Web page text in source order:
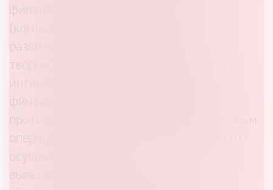
финансовой и информационной
(компьютерной) безопасности;
развития у школьников и студентов
творческих способностей и повышения
интереса к вопросам обеспечения
финансовой безопасности, включая
противодействие незаконным финансовым
операциям, в том числе вовлечению в их
осуществление;
выявления талантливой молодежи,